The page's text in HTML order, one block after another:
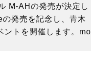
M-AHの発売が決定し
発売を記念し、青木
トを開催します。 mo